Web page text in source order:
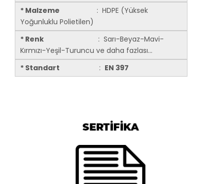
* Malzeme
: HDPE (Yüksek
Yoğunluklu Polietilen)
* Renk
: Sarı-Beyaz-Mavi-
Kırmızı-Yeşil-Turuncu ve daha fazlası...
* Standart : EN 397